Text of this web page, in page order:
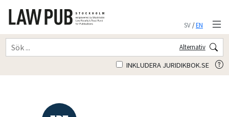
SV/EN
Alternativ
INKLUDERA JURIDIKBOK.SE